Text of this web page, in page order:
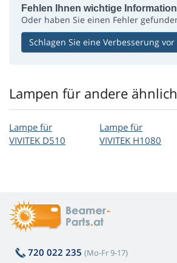
Fehlen Ihnen wichtige
Oder haben Sie einen Fehler
Schlagen Sie eine Verbesserung vor
Lampen für andere
Lampe für
VIVITEK D510
Lampe für
VIVITEK H1080
720 022 235 (Mo-Fr 9-17)